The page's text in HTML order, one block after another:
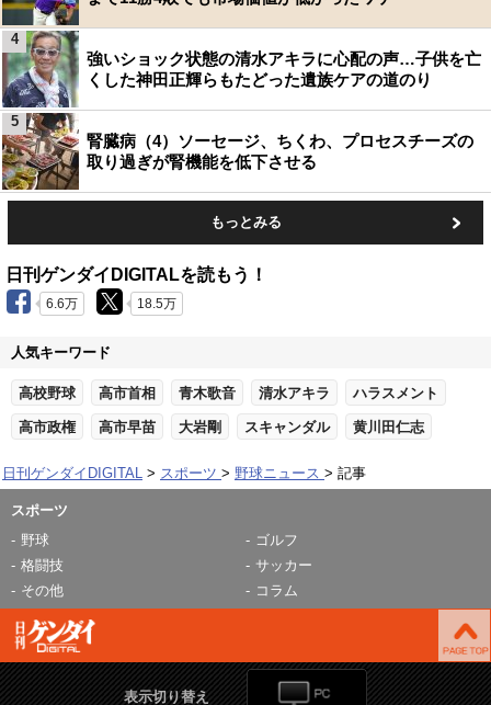
強いショック状態の清水アキラに心配の声…子供を亡
くした神田正輝らもたどった遺族ケアの道のり
4
腎臓病（4）ソーセージ、ちくわ、プロセスチーズの
取り過ぎが腎機能を低下させる
5
もっとみる
日刊ゲンダイDIGITALを読もう！
6.6万 18.5万
人気キーワード
高校野球 高市首相 青木歌音 清水アキラ ハラスメント
高市政権 高市早苗 大岩剛 スキャンダル 黄川田仁志
日刊ゲンダイDIGITAL スポーツ 野球ニュース 記事
スポーツ
野球
ゴルフ
格闘技
サッカー
その他
コラム
表示切り替え